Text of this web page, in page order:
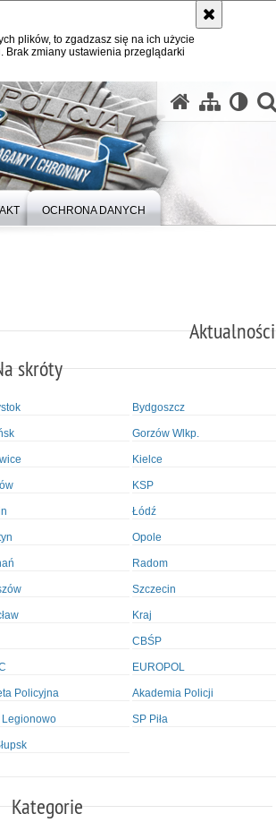
plików, to zgadzasz się na ich użycie
zmiany ustawienia przeglądarki
OCHRONA DANYCH
Aktualności
skróty
Bydgoszcz
Gorzów Wlkp.
Kielce
KSP
Łódź
Opole
Radom
Szczecin
Kraj
CBŚP
EUROPOL
Policyjna Akademia Policji
Legionowo SP Piła
Kategorie